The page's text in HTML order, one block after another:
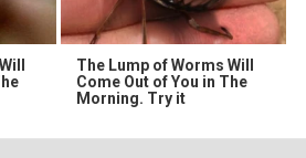
The Lump of Worms Will
Come Out of You in The
Morning. Try it